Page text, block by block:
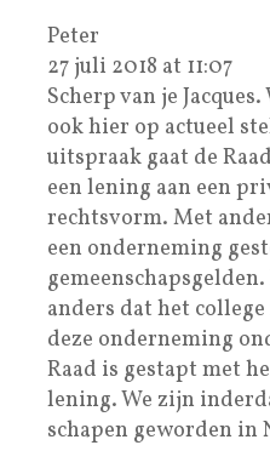
Peter
27 juli 2018 at 11:07
Scherp van je
ook hier op actueel
uitspraak gaat de
een lening aan een
rechtsvorm. Met
een onderneming
anders dat het
deze onderneming
Raad is gestapt met
lening. We zijn
schapen geworden in